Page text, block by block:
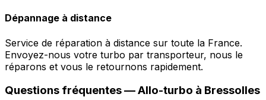
Dépannage à distance
Service de réparation à distance sur toute la France.
Envoyez-nous votre turbo par transporteur, nous le
réparons et vous le retournons rapidement.
Questions fréquentes —Allo-turbo à Bressolles